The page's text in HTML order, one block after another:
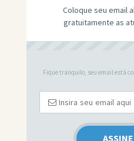
Coloque seu email
gratuitamente as
Fique tranquilo, seu email está